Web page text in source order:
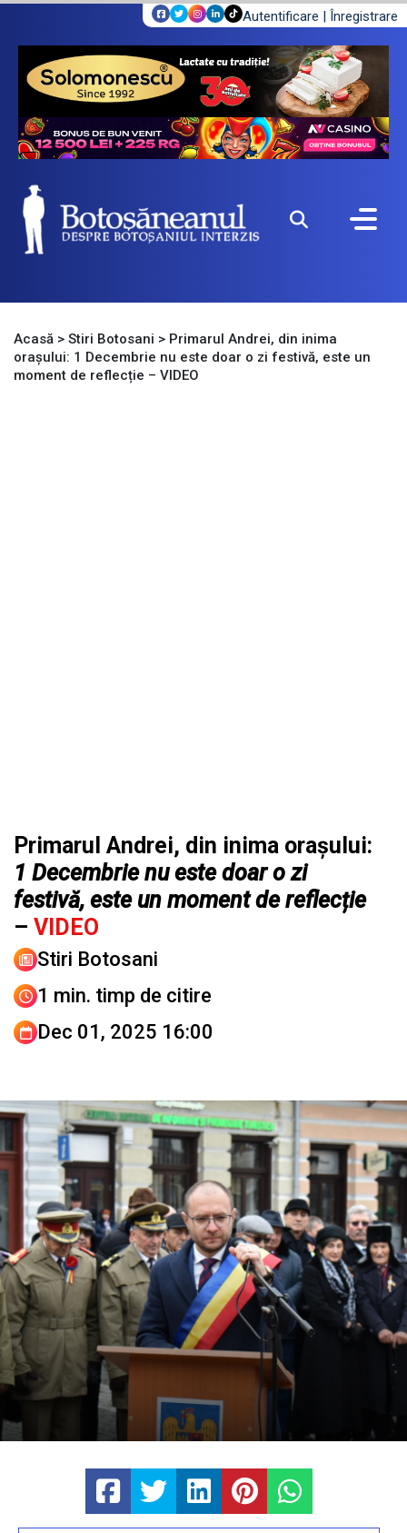
Autentificare | Înregistrare
Acasă > Stiri Botosani > Primarul Andrei, din inima
orașului: 1 Decembrie nu este doar o zi festivă, este un
moment de reflecție – VIDEO
Primarul Andrei, din inima orașului:
1 Decembrie nu este doar o zi
festivă, este un moment de reflecție
– VIDEO
Stiri Botosani
1 min. timp de citire
Dec 01, 2025 16:00